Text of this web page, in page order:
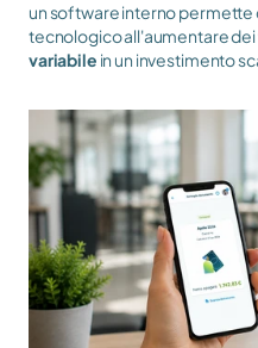
un software interno
tecnologico all'aumentare
variabile in un investimento